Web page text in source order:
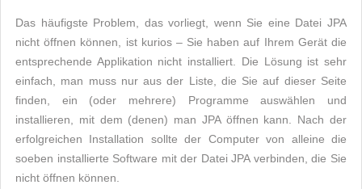
Das häufigste Problem, das vorliegt, wenn Sie eine Datei JPA
nicht öffnen können, ist kurios – Sie haben auf Ihrem Gerät die
entsprechende Applikation nicht installiert. Die Lösung ist sehr
einfach, man muss nur aus der Liste, die Sie auf dieser Seite
finden, ein (oder mehrere) Programme auswählen und
installieren, mit dem (denen) man JPA öffnen kann. Nach der
erfolgreichen Installation sollte der Computer von alleine die
soeben installierte Software mit der Datei JPA verbinden, die Sie
nicht öffnen können.